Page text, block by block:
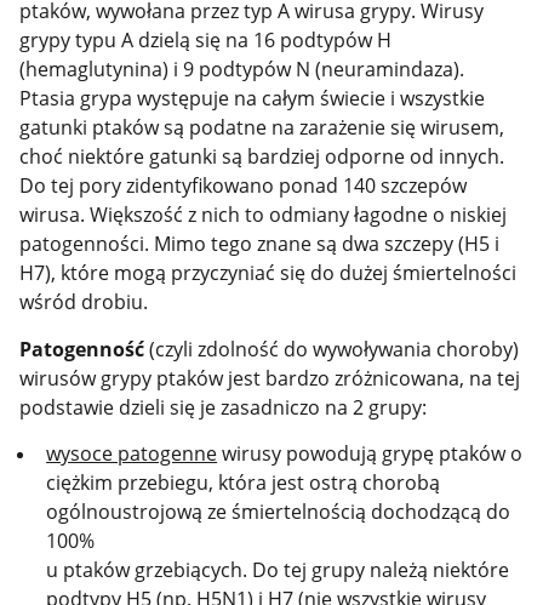
ptaków, wywołana przez typ A wirusa grypy. Wirusy
grypy typu A dzielą się na 16 podtypów H
(hemaglutynina) i 9 podtypów N (neuramindaza).
Ptasia grypa występuje na całym świecie i wszystkie
gatunki ptaków są podatne na zarażenie się wirusem,
choć niektóre gatunki są bardziej odporne od innych.
Do tej pory zidentyfikowano ponad 140 szczepów
wirusa. Większość z nich to odmiany łagodne o niskiej
patogenności. Mimo tego znane są dwa szczepy (H5 i
H7), które mogą przyczyniać się do dużej śmiertelności
wśród drobiu.
Patogenność(czyli zdolność do wywoływania choroby)
wirusów grypy ptaków jest bardzo zróżnicowana, na tej
podstawie dzieli się je zasadniczo na 2 grupy:
wysoce patogennewirusy powodują grypę ptaków o
ciężkim przebiegu, która jest ostrą chorobą
ogólnoustrojową ze śmiertelnością dochodzącą do
100%
u ptaków grzebiących. Do tej grupy należą niektóre
podtypy H5 (np. H5N1) i H7 (nie wszystkie wirusy